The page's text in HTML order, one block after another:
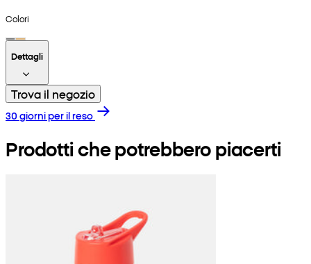
Colori
Dettagli
Trova il negozio
30 giorni per il reso
Prodotti che potrebbero piacerti